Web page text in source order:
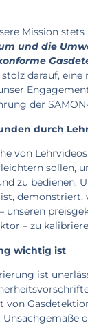
Mission
und die
darauf, eine
der
durch
von
sollen,
zu bedienen.
demonstriert,
– unseren
– zu
wichtig ist
ist
von